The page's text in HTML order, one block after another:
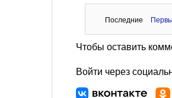
Последние
Чтобы оставить
Войти через